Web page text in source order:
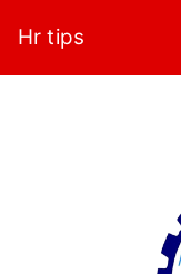
content
Hr tips